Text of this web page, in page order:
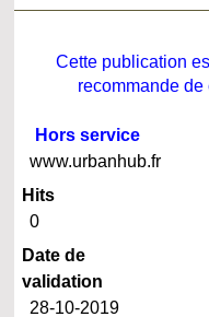
Cette publication
recommande
Hors service
www.urbanhub.fr
Hits
0
Date de
validation
28-10-2019